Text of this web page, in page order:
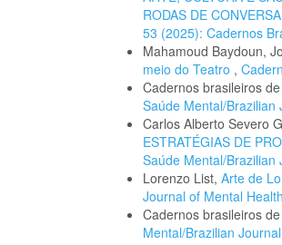
RODAS DE CONVERSA
53 (2025): Cadernos
Mahamoud Baydoun,
meio do Teatro ,
Cadernos brasileiros
Saúde Mental/
Carlos Alberto Severo
ESTRATÉGIAS DE
Saúde Mental/
Lorenzo List, Arte de
Journal of Mental
Cadernos brasileiros
Mental/Brazilian